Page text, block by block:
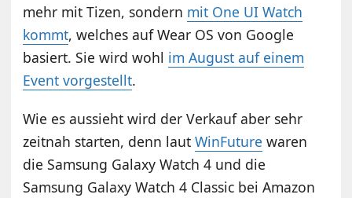
mehr mit Tizen, sondern mit One UI Watch
kommt, welches auf Wear OS von Google
basiert. Sie wird wohl im August auf einem
Event vorgestellt.
Wie es aussieht wird der Verkauf aber sehr
zeitnah starten, denn lautWinFuture waren
die Samsung Galaxy Watch 4 und die
Samsung Galaxy Watch 4 Classic bei Amazon